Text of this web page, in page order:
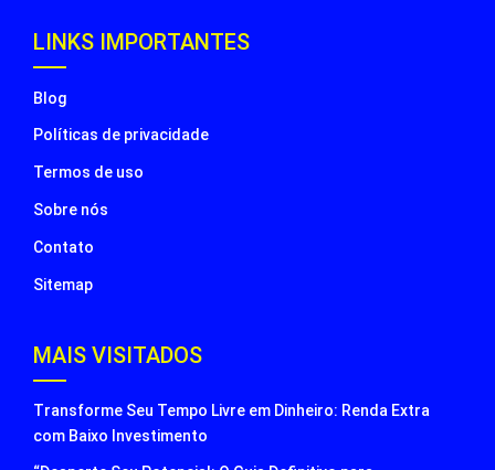
LINKS IMPORTANTES
Blog
Políticas de privacidade
Termos de uso
Sobre nós
Contato
Sitemap
MAIS VISITADOS
Transforme Seu Tempo Livre em Dinheiro: Renda Extra
com Baixo Investimento